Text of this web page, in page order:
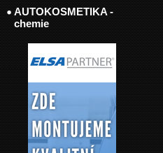
AUTOKOSMETIKA -
chemie